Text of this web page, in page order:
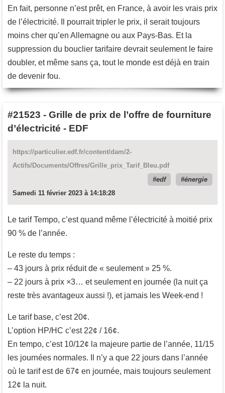
En fait, personne n’est prêt, en France, à avoir les vrais prix
de l’électricité. Il pourrait tripler le prix, il serait toujours
moins cher qu’en Allemagne ou aux Pays-Bas. Et la
suppression du bouclier tarifaire devrait seulement le faire
doubler, et même sans ça, tout le monde est déjà en train
de devenir fou.
#21523 - Grille de prix de l’offre de fourniture
d’électricité - EDF
https://particulier.edf.fr/content/dam/2-
Actifs/Documents/Offres/Grille_prix_Tarif_Bleu.pdf
edf
énergie
Samedi 11 février 2023 à 14:18:28
Le tarif Tempo, c’est quand même l’électricité à moitié prix
90 % de l’année.
Le reste du temps :
– 43 jours à prix réduit de « seulement » 25 %.
– 22 jours à prix ×3… et seulement en journée (la nuit ça
reste très avantageux aussi !), et jamais les Week-end !
Le tarif base, c’est 20¢.
L’option HP/HC c’est 22¢ / 16¢.
En tempo, c’est 10/12¢ la majeure partie de l’année, 11/15
les journées normales. Il n’y a que 22 jours dans l’année
où le tarif est de 67¢ en journée, mais toujours seulement
12¢ la nuit.